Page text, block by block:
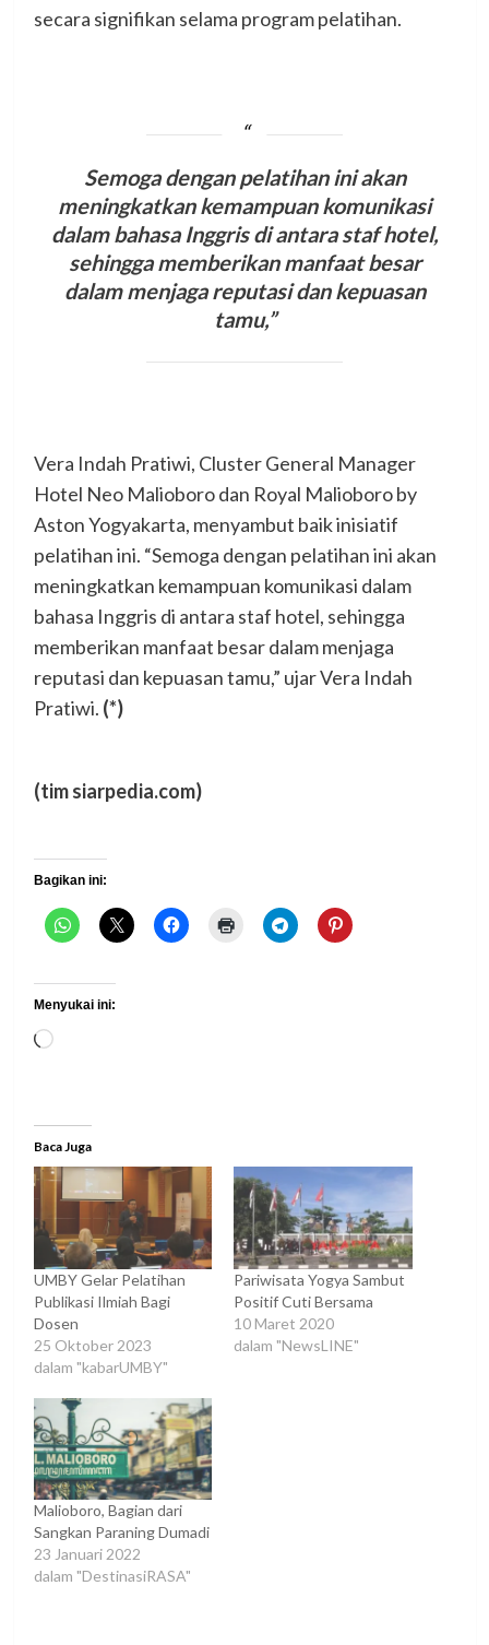
secara signifikan selama program pelatihan.
Semoga dengan pelatihan ini akan
meningkatkan kemampuan komunikasi
dalam bahasa Inggris di antara staf hotel,
sehingga memberikan manfaat besar
dalam menjaga reputasi dan kepuasan
tamu,”
Vera Indah Pratiwi, Cluster General Manager
Hotel Neo Malioboro dan Royal Malioboro by
Aston Yogyakarta, menyambut baik inisiatif
pelatihan ini. “Semoga dengan pelatihan ini akan
meningkatkan kemampuan komunikasi dalam
bahasa Inggris di antara staf hotel, sehingga
memberikan manfaat besar dalam menjaga
reputasi dan kepuasan tamu,” ujar Vera Indah
Pratiwi. (*)
(tim siarpedia.com)
Bagikan ini:
Menyukai ini:
Memuat...
Baca Juga
UMBY Gelar Pelatihan
Publikasi Ilmiah Bagi
Dosen
25 Oktober 2023
dalam "kabarUMBY"
Pariwisata Yogya Sambut
Positif Cuti Bersama
10 Maret 2020
dalam "NewsLINE"
Malioboro, Bagian dari
Sangkan Paraning Dumadi
23 Januari 2022
dalam "DestinasiRASA"